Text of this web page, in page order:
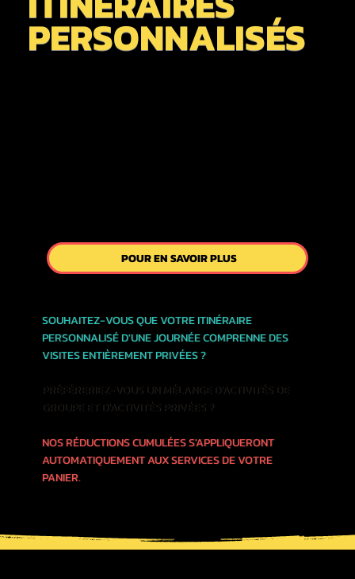
PERSONNALISÉS
POUR EN SAVOIR PLUS
SOUHAITEZ-VOUS QUE VOTRE ITINÉRAIRE
PERSONNALISÉ D'UNE JOURNÉE COMPRENNE DES
VISITES ENTIÈREMENT PRIVÉES ?
PRÉFÉRERIEZ-VOUS UN MÉLANGE D'ACTIVITÉS DE
GROUPE ET D'ACTIVITÉS PRIVÉES ?
NOS RÉDUCTIONS CUMULÉES S'APPLIQUERONT
AUTOMATIQUEMENT AUX SERVICES DE VOTRE
PANIER.